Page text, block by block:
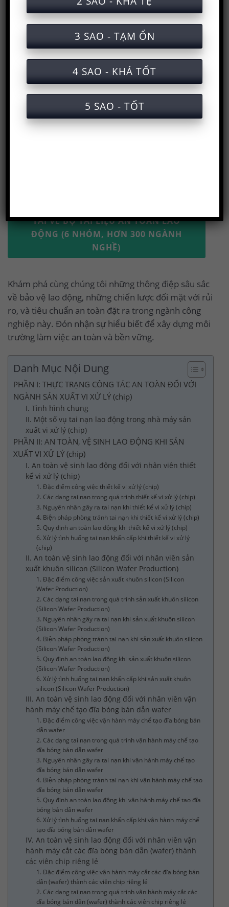
Huấn luyện an toàn lao động
lấy chứng chỉ>Kiến thức an toàn lao động>Tài
liệu an toàn lao động>Tài liệu an toàn nhóm 3>
TẢI VỀ BỘ TÀI LIỆU AN TOÀN LAO
ĐỘNG (6 NHÓM, HƠN 300 NGÀNH
NGHỀ)
Khám phá cùng chúng tôi những thông điệp sâu sắc
về bảo vệ lao động, những chiến lược đối mặt với rủi
ro, và tiêu chuẩn an toàn đặt ra trong ngành công
nghiệp này. Đón nhận sự hiểu biết để xây dựng môi
trường làm việc an toàn và bền vững.
Danh Mục Nội Dung
PHẦN I: THỰC TRẠNG CÔNG TÁC AN TOÀN ĐỐI VỚI
NGÀNH SẢN XUẤT VI XỬ LÝ (chip)
I. Tình hình chung
II. Một số vụ tai nạn lao động trong nhà máy sản
xuất vi xử lý (chip)
PHẦN II: AN TOÀN, VỆ SINH LAO ĐỘNG KHI SẢN
XUẤT VI XỬ LÝ (chip)
I. An toàn vệ sinh lao động đối với nhân viên thiết
kế vi xử lý (chip)
1. Đặc điểm công việc thiết kế vi xử lý (chip)
2. Các dạng tai nạn trong quá trình thiết kế vi xử lý (chip)
3. Nguyên nhân gây ra tai nạn khi thiết kế vi xử lý (chip)
4. Biện pháp phòng tránh tai nạn khi thiết kế vi xử lý (chip)
5. Quy định an toàn lao động khi thiết kế vi xử lý (chip)
6. Xử lý tình huống tai nạn khẩn cấp khi thiết kế vi xử lý
(chip)
II. An toàn vệ sinh lao động đối với nhân viên sản
xuất khuôn silicon (Silicon Wafer Production)
1. Đặc điểm công việc sản xuất khuôn silicon (Silicon
Wafer Production)
2. Các dạng tai nạn trong quá trình sản xuất khuôn silicon
(Silicon Wafer Production)
3. Nguyên nhân gây ra tai nạn khi sản xuất khuôn silicon
(Silicon Wafer Production)
4. Biện pháp phòng tránh tai nạn khi sản xuất khuôn silicon
(Silicon Wafer Production)
5. Quy định an toàn lao động khi sản xuất khuôn silicon
(Silicon Wafer Production)
6. Xử lý tình huống tai nạn khẩn cấp khi sản xuất khuôn
silicon (Silicon Wafer Production)
III. An toàn vệ sinh lao động đối với nhân viên vận
hành máy chế tạo đĩa bóng bán dẫn wafer
1. Đặc điểm công việc vận hành máy chế tạo đĩa bóng bán
dẫn wafer
2. Các dạng tai nạn trong quá trình vận hành máy chế tạo
đĩa bóng bán dẫn wafer
3. Nguyên nhân gây ra tai nạn khi vận hành máy chế tạo
đĩa bóng bán dẫn wafer
4. Biện pháp phòng tránh tai nạn khi vận hành máy chế tạo
đĩa bóng bán dẫn wafer
5. Quy định an toàn lao động khi vận hành máy chế tạo đĩa
bóng bán dẫn wafer
6. Xử lý tình huống tai nạn khẩn cấp khi vận hành máy chế
tạo đĩa bóng bán dẫn wafer
IV. An toàn vệ sinh lao động đối với nhân viên vận
hành máy cắt các đĩa bóng bán dẫn (wafer) thành
các viên chip riêng lẻ
1. Đặc điểm công việc vận hành máy cắt các đĩa bóng bán
dẫn (wafer) thành các viên chip riêng lẻ
2. Các dạng tai nạn trong quá trình vận hành máy cắt các
đĩa bóng bán dẫn (wafer) thành các viên chip riêng lẻ
3 SAO - TẠM ỔN
4 SAO - KHÁ TỐT
5 SAO - TỐT